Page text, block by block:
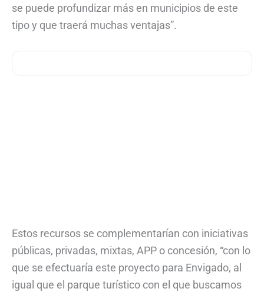
se puede profundizar más en municipios de este
tipo y que traerá muchas ventajas”.
Estos recursos se complementarían con iniciativas
públicas, privadas, mixtas, APP o concesión, “con lo
que se efectuaría este proyecto para Envigado, al
igual que el parque turístico con el que buscamos